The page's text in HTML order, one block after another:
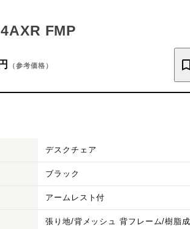
FMP
円 （参考価格）
デスクチェア
ブラック
アームレスト付
張り地/背メッシュ 背フレーム/樹脂